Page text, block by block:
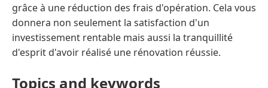
grâce à une réduction des frais d'opération. Cela vous
donnera non seulement la satisfaction d'un
investissement rentable mais aussi la tranquillité
d'esprit d'avoir réalisé une rénovation réussie.
Topics and keywords